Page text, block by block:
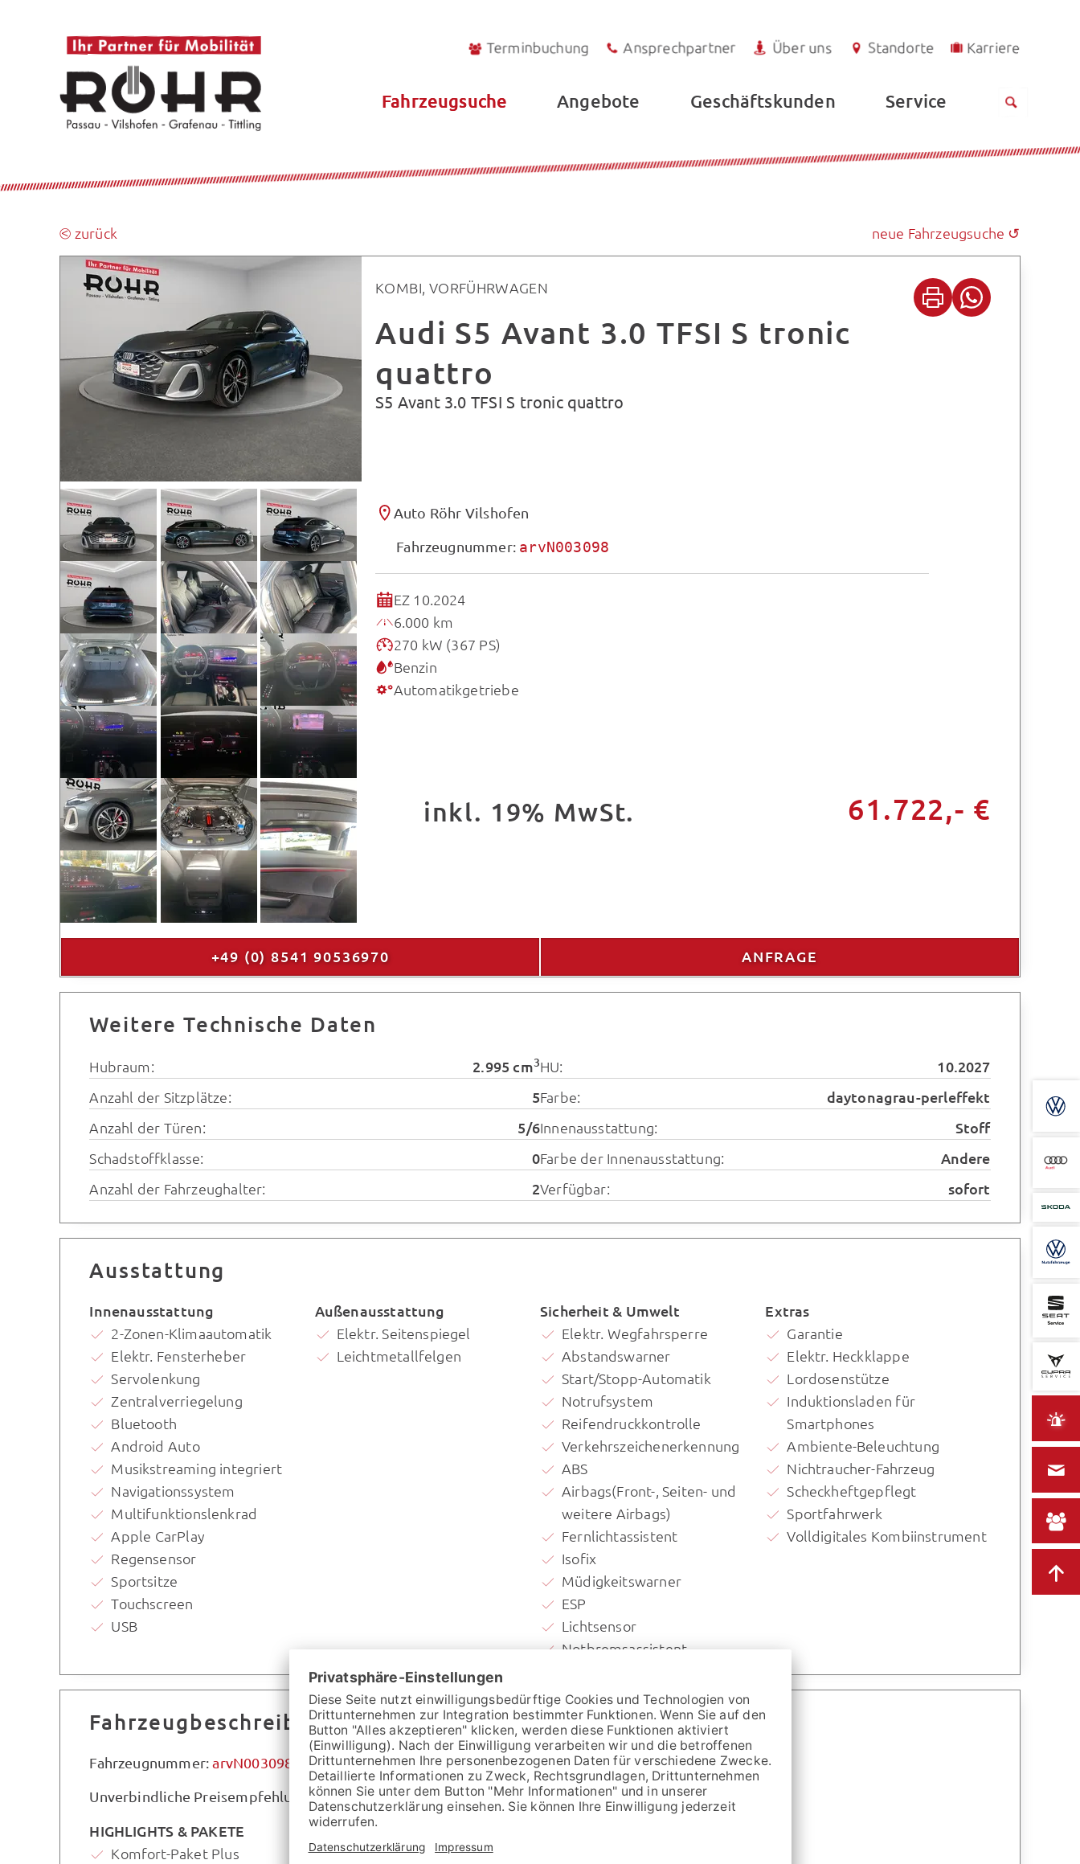
Terminbuchung Ansprechpartner Über uns Standorte Karriere
Fahrzeugsuche Angebote Geschäftskunden Service
⧀ zurück neue Fahrzeugsuche ↺
KOMBI, VORFÜHRWAGEN
Audi S5 Avant 3.0 TFSI S tronic
quattro
S5 Avant 3.0 TFSI S tronic quattro
Auto Röhr Vilshofen
Fahrzeugnummer: arvN003098
EZ 10.2024
6.000 km
270 kW (367 PS)
Benzin
Automatikgetriebe
inkl. 19% MwSt. 61.722,- €
+49 (0) 8541 90536970 ANFRAGE
Weitere Technische Daten
Hubraum: 2.995 cm3
Anzahl der Sitzplätze:
5
Anzahl der Türen:
5/6
Schadstoffklasse:
0
Anzahl der Fahrzeughalter:
2
HU:
10.2027
Farbe:
daytonagrau-perleffekt
Innenausstattung:
Stoff
Farbe der Innenausstattung:
Andere
Verfügbar:
sofort
Ausstattung
Innenausstattung
2-Zonen-Klimaautomatik
Elektr. Fensterheber
Servolenkung
Zentralverriegelung
Bluetooth
Android Auto
Musikstreaming integriert
Navigationssystem
Multifunktionslenkrad
Apple CarPlay
Regensensor
Sportsitze
Touchscreen
USB
Außenausstattung
Elektr. Seitenspiegel
Leichtmetallfelgen
Sicherheit & Umwelt
Elektr. Wegfahrsperre
Abstandswarner
Start/Stopp-Automatik
Notrufsystem
Reifendruckkontrolle
Verkehrszeichenerkennung
ABS
Airbags(Front-, Seiten- und
weitere Airbags)
Fernlichtassistent
Isofix
Müdigkeitswarner
ESP
Lichtsensor
Notbremsassistent
Extras
Garantie
Elektr. Heckklappe
Lordosenstütze
Induktionsladen für
Smartphones
Ambiente-Beleuchtung
Nichtraucher-Fahrzeug
Scheckheftgepflegt
Sportfahrwerk
Volldigitales Kombiinstrument
Fahrzeugbeschreibung
Fahrzeugnummer:arvN003098
Unverbindliche Preisempfehlung des Herstellers:96.584,- €
HIGHLIGHTS & PAKETE
Komfort-Paket Plus